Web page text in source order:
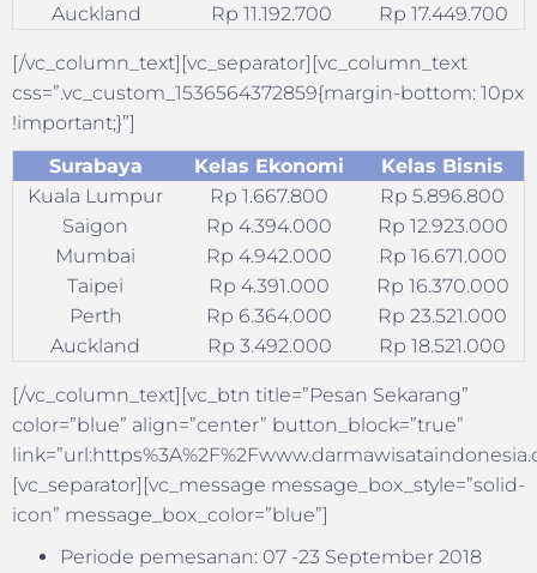
Auckland
Rp 11.192.700 Rp 17.449.700
[/vc_column_text][vc_separator][vc_column_text
css=”.vc_custom_1536564372859{margin-bottom: 10px
!important;}”]
Surabaya
Kelas Ekonomi
Kelas Bisnis
Kuala Lumpur
Rp 1.667.800
Rp 5.896.800
Saigon
Rp 4.394.000
Rp 12.923.000
Mumbai
Rp 4.942.000
Rp 16.671.000
Taipei
Rp 4.391.000
Rp 16.370.000
Perth
Rp 6.364.000
Rp 23.521.000
Auckland
Rp 3.492.000 Rp 18.521.000
[/vc_column_text][vc_btn title=”Pesan Sekarang”
color=”blue” align=”center” button_block=”true”
[vc_separator][vc_message message_box_style=”solid-
icon” message_box_color=”blue”]
Periode pemesanan: 07 -23 September 2018